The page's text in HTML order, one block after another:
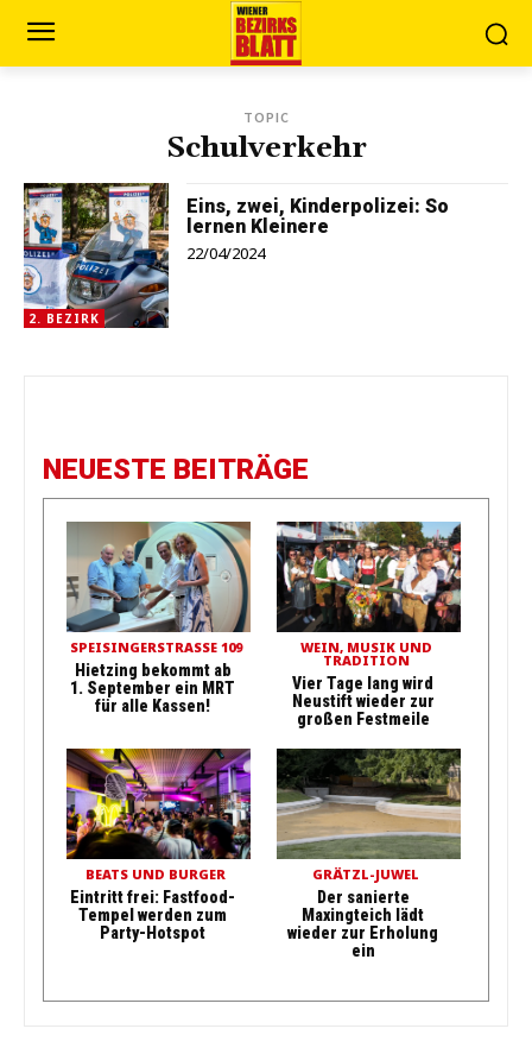
TOPIC
Schulverkehr
2. BEZIRK
Eins, zwei, Kinderpolizei: So
lernen Kleinere
22/04/2024
NEUESTE BEITRÄGE
SPEISINGERSTRASSE 109
Hietzing bekommt ab
1. September ein MRT
für alle Kassen!
WEIN, MUSIK UND
TRADITION
Vier Tage lang wird
Neustift wieder zur
großen Festmeile
BEATS UND BURGER
Eintritt frei: Fastfood-
Tempel werden zum
Party-Hotspot
GRÄTZL-JUWEL
Der sanierte
Maxingteich lädt
wieder zur Erholung
ein